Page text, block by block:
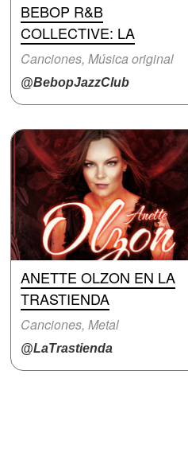
BEBOP R&B
COLLECTIVE: LA
Canciones, Música original
@BebopJazzClub
ANETTE OLZON EN LA
TRASTIENDA
Canciones, Metal
@LaTrastienda